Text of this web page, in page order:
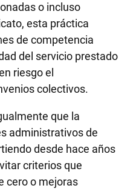
o incluso
esta práctica
de competencia
del servicio prestado
riesgo el
colectivos.
que la
administrativos de
desde hace años
criterios que
cero o mejoras